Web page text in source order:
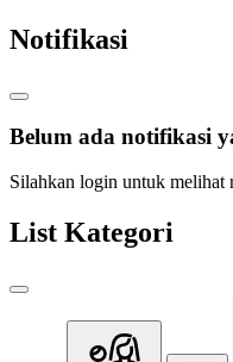
Notifikasi
Belum ada notifikasi
Silahkan login untuk melihat
List Kategori